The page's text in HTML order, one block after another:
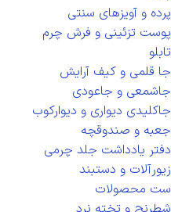
پرده و آویزهای سنتی
پوست تزئینی و فرش چرم
تابلو
جا قلمی و کیف آرایش
جاشمعی و جاعودی
جاکلیدی دیواری و دیوارکوب
جعبه و صندوقچه
دفتر یادداشت جلد چرمی
زیورآلات و دستبند
ست محصولات